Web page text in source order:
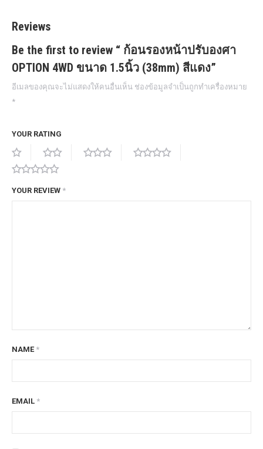
Reviews
Be the first to review “ ก้อนรองหน้าปรับองศา
OPTION 4WD ขนาด 1.5นิ้ว (38mm) สีแดง”
อีเมลของคุณจะไม่แสดงให้คนอื่นเห็น ช่องข้อมูลจำเป็นถูกทำเครื่องหมาย
*
YOUR RATING
YOUR REVIEW *
NAME *
EMAIL *